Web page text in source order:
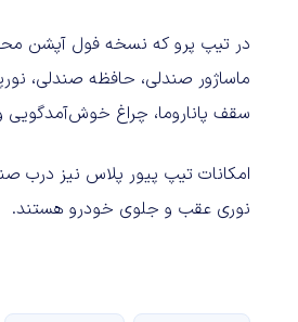
در تیپ پرو که نسخه فول آپشن
سقف پاناروما، چراغ
امکانات تیپ پیور پلاس نیز درب
نوری عقب و جلوی خودرو هستند.